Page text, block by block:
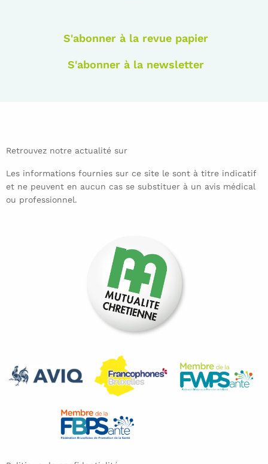
S'abonner à la revue papier
S'abonner à la newsletter
Retrouvez notre actualité sur
Les informations fournies sur ce site le sont à titre indicatif
et ne peuvent en aucun cas se substituer à un avis médical
ou professionnel.